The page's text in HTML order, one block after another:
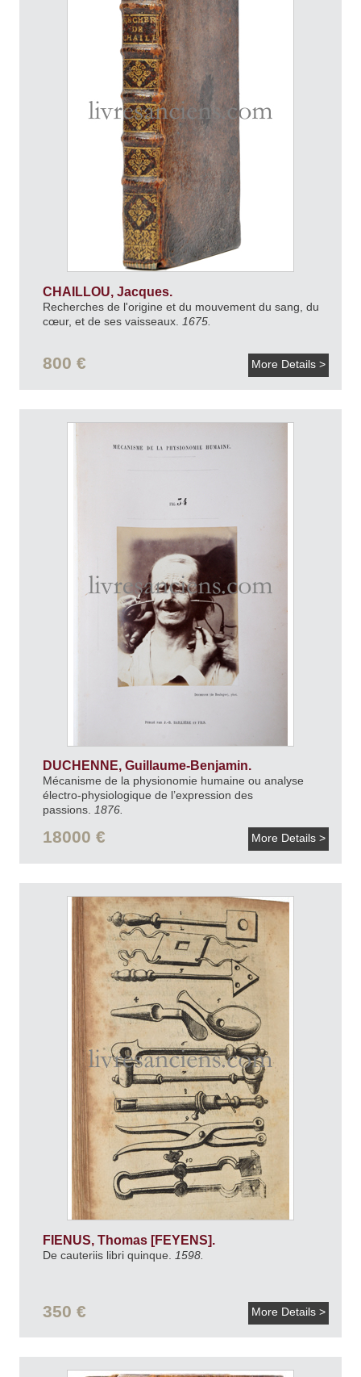
CHAILLOU, Jacques.
Recherches de l'origine et du mouvement du sang, du
cœur, et de ses vaisseaux.
1675.
800 € More Details >
DUCHENNE, Guillaume-Benjamin.
Mécanisme de la physionomie humaine ou analyse
électro-physiologique de l’expression des
passions. 1876.
18000 € More Details >
FIENUS, Thomas [FEYENS].
De cauteriis libri quinque. 1598.
350 € More Details >